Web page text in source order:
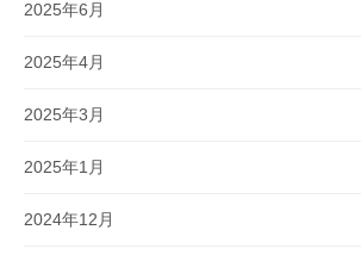
2025年6月
2025年4月
2025年3月
2025年1月
2024年12月